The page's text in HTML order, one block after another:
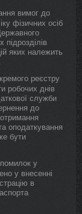
вимог до
фізичних осіб
підрозділів
яких належить
реєстру
робочих днів
служби
до
оподаткування
бути
у
у внесенні
в